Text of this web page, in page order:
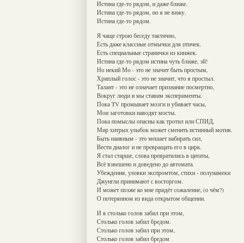
Истина где-то рядом, и даже ближе.
Истина где-то рядом, но я не вижу.
Истина где-то рядом.
Я чаще строю беседу тактично,
Есть даже классные отмычки для птичек.
Есть специальные странички из книжек.
Истина где-то рядом истина чуть ближе, эй!
Но некий Мо - это не значит быть простым,
Хриплый голос - это не значит, что я простыл.
Талант - это не означает признание посмертно,
Вокруг люди и мы ставим эксперименты.
Пока TV промывает мозги и убивает часы,
Мои заготовки наводят мосты.
Пока помыслы опасны как тротил или СПИД,
Мир хитрых улыбок может сменить истинный мотив.
Быть наивным - это мешает набирать сил,
Вести диалог и не превращать его в цирк.
Я стал старше, слова превратились в цитаты,
Всё взвешено и доведено до автомата.
Убеждения, уловки экспромтом, стихи - полунамеки
Джунгли принимают с восторгом.
И может позже ко мне придёт сожаление, (о чём?)
О потерянном из вида открытом общении.
И я столько голов забил при этом,
Столько голов забил бредом.
Столько голов забил при этом,
Столько голов забил бредом